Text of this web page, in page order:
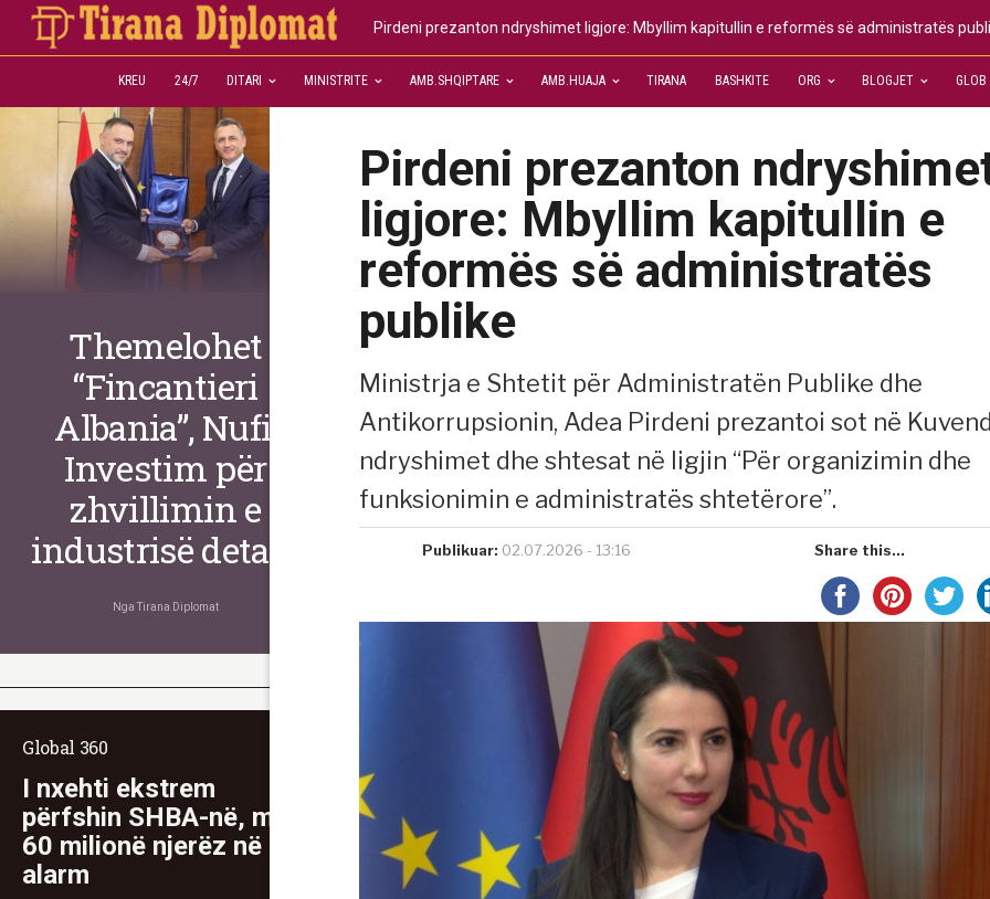
Pirdeni prezanton ndryshimet ligjore: Mbyllim kapitullin e reformës së administratës
KREU 24/7 DITARI MINISTRITE AMB.SHQIPTARE AMB.HUAJA TIRANA BASHKITE ORG BLOGJET GLOB
Pirdeni prezanton
ligjore: Mbyllim kapitullin e
reformës së administratës
publike
Ministrja e Shtetit për Administratën Publike dhe
Antikorrupsionin, Adea Pirdeni prezantoi sot në Kuvend
ndryshimet dhe shtesat në ligjin “Për organizimin dhe
funksionimin e administratës shtetërore”.
Publikuar: 02.07.2026 - 13:16 Share this...
Themelohet
“Fincantieri
Albania”, Nufi:
Investim për
zhvillimin e
industrisë detare
Nga Tirana Diplomat
Global 360
I nxehti ekstrem
përfshin SHBA-në, mbi
60 milionë njerëz në
alarm